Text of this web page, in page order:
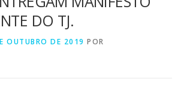
CONTATO WEBMAIL
DO TJ.
OUTUBRO DE 2019 POR